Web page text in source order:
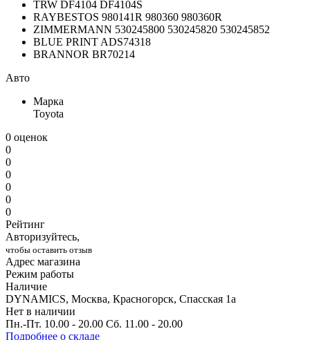
TRW DF4104 DF4104S
RAYBESTOS 980141R 980360 980360R
ZIMMERMANN 530245800 530245820 530245852
BLUE PRINT ADS74318
BRANNOR BR70214
Авто
Марка
Toyota
0 оценок
0
0
0
0
0
0
Рейтинг
Авторизуйтесь,
чтобы оставить отзыв
Адрес магазина
Режим работы
Наличие
DYNAMICS, Москва, Красногорск, Спасская 1а
Нет в наличии
Пн.-Пт. 10.00 - 20.00 Сб. 11.00 - 20.00
Подробнее о складе